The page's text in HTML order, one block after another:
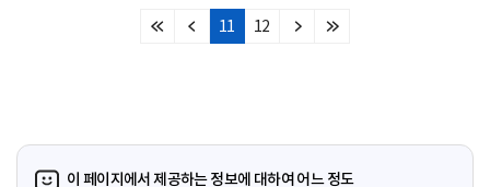
처
이
11 12
다
마
이 페이지에서 제공하는 정보에 대하여 어느 정도